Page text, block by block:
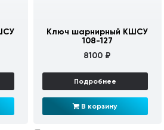
Ключ шарнирный КШСУ
108-127
8100 ₽
Подробнее
В корзину